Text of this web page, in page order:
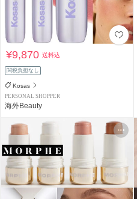
¥9,870送料込
関税負担なし
Kosas
PERSONAL SHOPPER
海外Beauty